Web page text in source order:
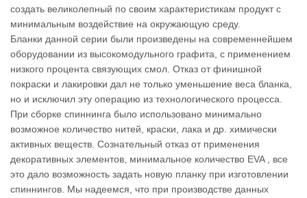
создать великолепный по своим характеристикам продукт с
минимальным воздействие на окружающую среду.
Бланки данной серии были произведены на современнейшем
оборудовании из высокомодульного графита, с применением
низкого процента связующих смол. Отказ от финишной
покраски и лакировки дал не только уменьшение веса бланка,
но и исключил эту операцию из технологического процесса.
При сборке спиннинга было использовано минимально
возможное количество нитей, краски, лака и др. химически
активных веществ. Сознательный отказ от применения
декоративных элементов, минимальное количество EVA , все
это дало возможность задать новую планку при изготовлении
спиннингов. Мы надеемся, что при производстве данных